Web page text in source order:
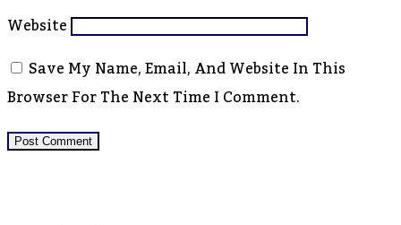
Website
Save My Name, Email, And Website In This
Browser For The Next Time I Comment.